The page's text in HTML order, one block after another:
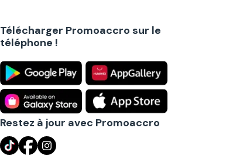
Télécharger Promoaccro sur le
téléphone !
Restez à jour avec Promoaccro